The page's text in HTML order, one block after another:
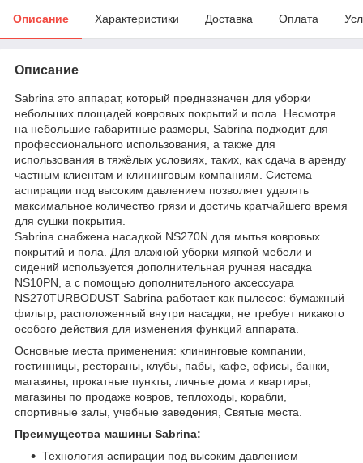
Описание Характеристики Доставка Оплата
Описание
Sabrina это аппарат, который предназначен для уборки
небольших площадей ковровых покрытий и пола. Несмотря
на небольшие габаритные размеры, Sabrina подходит для
профессионального использования, а также для
использования в тяжёлых условиях, таких, как сдача в аренду
частным клиентам и клининговым компаниям. Система
аспирации под высоким давлением позволяет удалять
максимальное количество грязи и достичь кратчайшего время
для сушки покрытия.
Sabrina снабжена насадкой NS270N для мытья ковровых
покрытий и пола. Для влажной уборки мягкой мебели и
сидений используется дополнительная ручная насадка
NS10PN, а с помощью дополнительного аксессуара
NS270TURBODUST Sabrina работает как пылесос: бумажный
фильтр, расположенный внутри насадки, не требует никакого
особого действия для изменения функций аппарата.
Основные места применения: клининговые компании,
гостинницы, рестораны, клубы, пабы, кафе, офисы, банки,
магазины, прокатные пункты, личные дома и квартиры,
магазины по продаже ковров, теплоходы, корабли,
спортивные залы, учебные заведения, Святые места.
Преимущества машины Sabrina:
Технология аспирации под высоким давлением